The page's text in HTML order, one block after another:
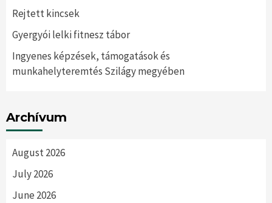
Rejtett kincsek
Gyergyói lelki fitnesz tábor
Ingyenes képzések, támogatások és
munkahelyteremtés Szilágy megyében
Archívum
August 2026
July 2026
June 2026